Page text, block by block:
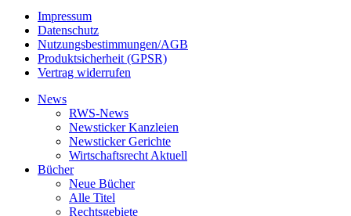
Impressum
Datenschutz
Nutzungsbestimmungen/AGB
Produktsicherheit (GPSR)
Vertrag widerrufen
News
RWS-News
Newsticker Kanzleien
Newsticker Gerichte
Wirtschaftsrecht Aktuell
Bücher
Neue Bücher
Alle Titel
Rechtsgebiete